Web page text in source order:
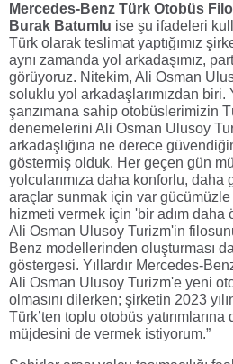
Mercedes-Benz Türk Otobüs
Burak Batumlu ise şu ifadeleri
Türk olarak teslimat yaptığımız
aynı zamanda yol arkadaşımız,
görüyoruz. Nitekim, Ali Osman
soluklu yol arkadaşlarımızdan
şanzımana sahip otobüslerimizin
denemelerini Ali Osman Ulusoy
arkadaşlığına ne derece
göstermiş olduk. Her geçen gün
yolcularımıza daha konforlu,
araçlar sunmak için var gücümüzle
hizmeti vermek için 'bir adım daha
Ali Osman Ulusoy Turizm'in
Benz modellerinden oluşturması
göstergesi. Yıllardır Mercedes-Benz
Ali Osman Ulusoy Turizm'e yeni
olmasını dilerken; şirketin 2023
Türk’ten toplu otobüs
müjdesini de vermek istiyorum.”